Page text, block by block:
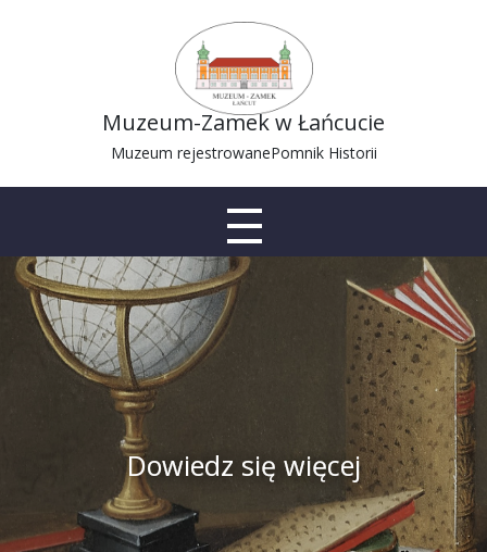
Muzeum-Zamek w Łańcucie
Muzeum rejestrowanePomnik Historii
Dowiedz się więcej